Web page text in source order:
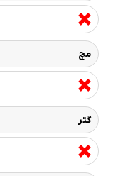
مچ
گتر